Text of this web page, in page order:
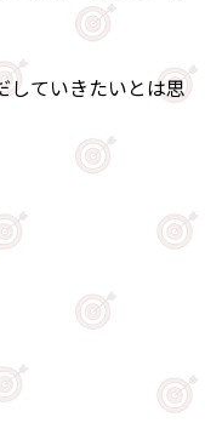
していきたいとは思